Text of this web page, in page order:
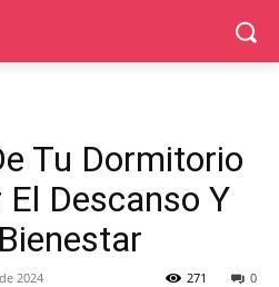
Tu Dormitorio
Descanso Y
2024 0
271